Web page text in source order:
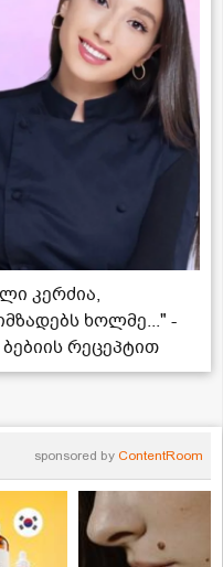
კერძია,
ხოლმე..." -
რეცეპტით
sponsored by ContentRoom